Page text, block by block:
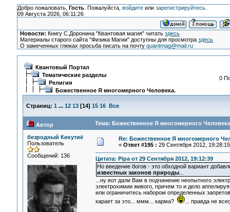
Добро пожаловать, Гость. Пожалуйста, войдитеили зарегистрируйтесь.
09 Августа 2026, 06:11:26
Новости: Книгу С.Доронина "Квантовая магия" читатьздесь
Материалы старого сайта "Физика Магии" доступны для просмотраздесь
О замеченных глюках просьба писать на почтуquantmag@mail.ru
Квантовый Портал
Тематические разделы
Религия
Божественное Я многомерного Человека.
0
Страниц: 1 ... 12 13[14] 15 16 Все
Автор Тема: Божественное Я многомерного
безродный Кикутиё
Пользователь
Сообщений: 136
Re: Божественное Я многомерного
« Ответ #195 : 29 Сентября 2012,
Цитата: Pipa от 29 Сентября 2012, 19:12:39
Но введение богов - это обходной вариант
известных законов природы...
...ну вот дали Вам в подчинение неопытного
электрохимии живого, причем то и дело
или ограничитесь набором определенных
карает за это... ммм... карма?
... правда не